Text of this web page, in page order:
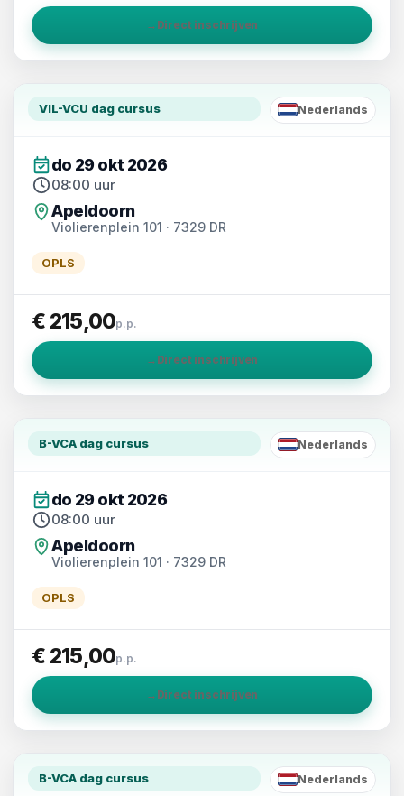
→ Direct inschrijven
VIL-VCU dag cursus
NL
Nederlands
do 29 okt 2026
08:00 uur
Apeldoorn
Violierenplein 101 · 7329 DR
OPLS
€ 215,00p.p.
→ Direct inschrijven
B-VCA dag cursus
NL
Nederlands
do 29 okt 2026
08:00 uur
Apeldoorn
Violierenplein 101 · 7329 DR
OPLS
€ 215,00p.p.
→ Direct inschrijven
B-VCA dag cursus
NL
Nederlands